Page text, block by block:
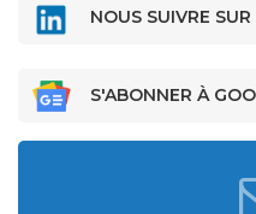
NOUS SUIVRE
S'ABONNER À